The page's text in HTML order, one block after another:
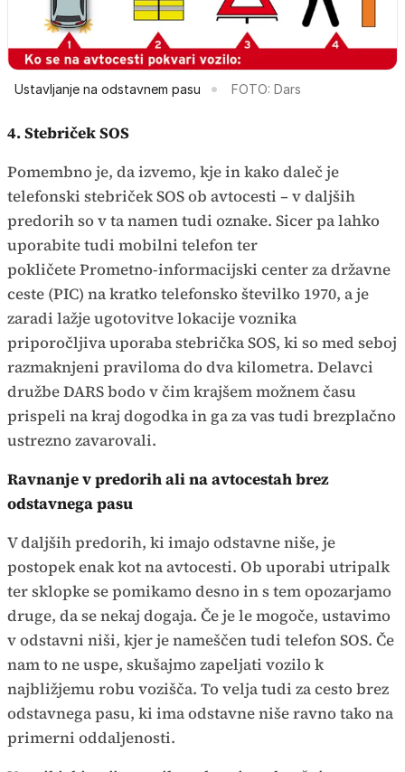
Ustavljanje na odstavnem pasu FOTO: Dars
4. Stebriček SOS
Pomembno je, da izvemo, kje in kako daleč je
telefonski stebriček SOS ob avtocesti – v daljših
predorih so v ta namen tudi oznake. Sicer pa lahko
uporabite tudi mobilni telefon ter
pokličete Prometno-informacijski center za državne
ceste (PIC) na kratko telefonsko številko 1970, a je
zaradi lažje ugotovitve lokacije voznika
priporočljiva uporaba stebrička SOS, ki so med seboj
razmaknjeni praviloma do dva kilometra. Delavci
družbe DARS bodo v čim krajšem možnem času
prispeli na kraj dogodka in ga za vas tudi brezplačno
ustrezno zavarovali.
Ravnanje v predorih ali na avtocestah brez
odstavnega pasu
V daljših predorih, ki imajo odstavne niše, je
postopek enak kot na avtocesti. Ob uporabi utripalk
ter sklopke se pomikamo desno in s tem opozarjamo
druge, da se nekaj dogaja. Če je le mogoče, ustavimo
v odstavni niši, kjer je nameščen tudi telefon SOS. Če
nam to ne uspe, skušajmo zapeljati vozilo k
najbližjemu robu vozišča. To velja tudi za cesto brez
odstavnega pasu, ki ima odstavne niše ravno tako na
primerni oddaljenosti.